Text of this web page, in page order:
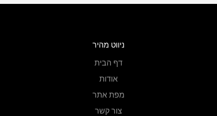
ניווט מהיר
דף הבית
אודות
מפת אתר
צור קשר